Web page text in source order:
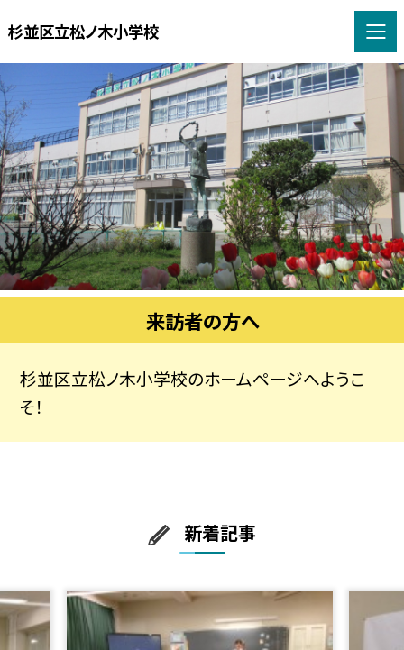
杉並区立松ノ木小学校
来訪者の方へ
杉並区立松ノ木小学校のホームページへようこ
そ！
新着記事